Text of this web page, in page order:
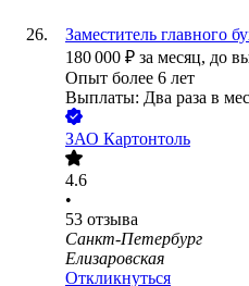
Заместитель главного
180 000 ₽ за месяц, до
Опыт более 6 лет
Выплаты: Два раза в
ЗАО Картонтоль
4.6
•
53 отзыва
Санкт-Петербург
Елизаровская
Откликнуться